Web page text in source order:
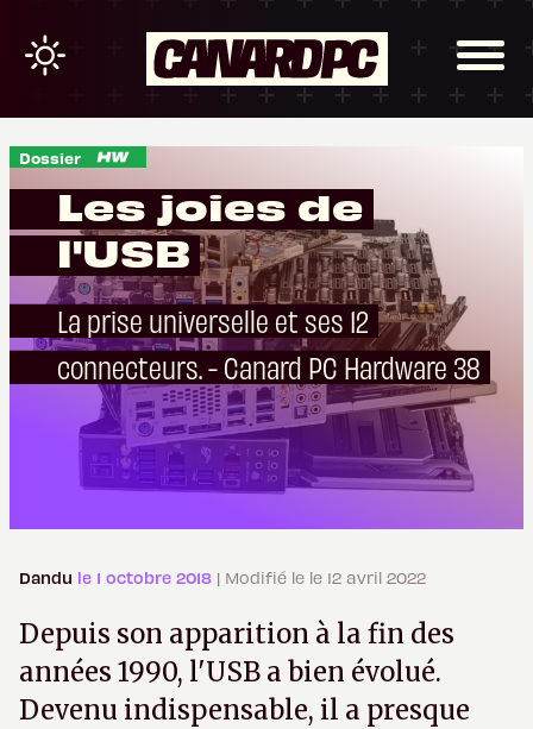
Dossier
Les joies de
l'USB
La prise universelle et ses 12
connecteurs. - Canard PC Hardware 38
Dandu le 1 octobre 2018 | Modifié le le 12 avril 2022
Depuis son apparition à la fin des
années 1990, l'USB a bien évolué.
Devenu indispensable, il a presque